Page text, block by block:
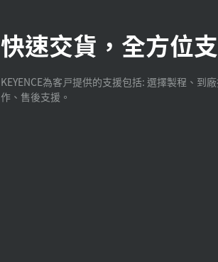
快速交貨，全方位
KEYENCE為客戸提供的支援包括: 選擇製程、到
作、售後支援。